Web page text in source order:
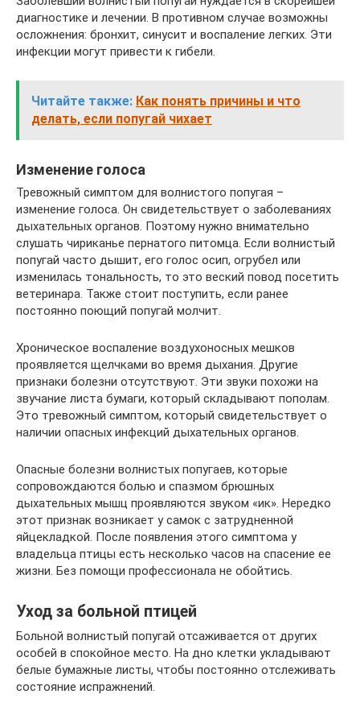
диагностике и лечении. В противном случае возможны
осложнения: бронхит, синусит и воспаление легких. Эти
инфекции могут привести к гибели.
Читайте также: Как понять причины и что
делать, если попугай чихает
Изменение голоса
Тревожный симптом для волнистого попугая –
изменение голоса. Он свидетельствует о заболеваниях
дыхательных органов. Поэтому нужно внимательно
слушать чириканье пернатого питомца. Если волнистый
попугай часто дышит, его голос осип, огрубел или
изменилась тональность, то это веский повод посетить
ветеринара. Также стоит поступить, если ранее
постоянно поющий попугай молчит.
Хроническое воспаление воздухоносных мешков
проявляется щелчками во время дыхания. Другие
признаки болезни отсутствуют. Эти звуки похожи на
звучание листа бумаги, который складывают пополам.
Это тревожный симптом, который свидетельствует о
наличии опасных инфекций дыхательных органов.
Опасные болезни волнистых попугаев, которые
сопровождаются болью и спазмом брюшных
дыхательных мышц проявляются звуком «ик». Нередко
этот признак возникает у самок с затрудненной
яйцекладкой. После появления этого симптома у
владельца птицы есть несколько часов на спасение ее
жизни. Без помощи профессионала не обойтись.
Уход за больной птицей
Больной волнистый попугай отсаживается от других
особей в спокойное место. На дно клетки укладывают
белые бумажные листы, чтобы постоянно отслеживать
состояние испражнений.